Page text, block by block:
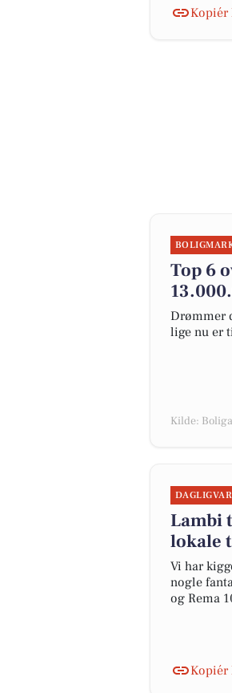
Top 6
Drømmer
lige nu er
Kilde: Boliga
Lambi
lokale
Vi har
nogle
og Rema